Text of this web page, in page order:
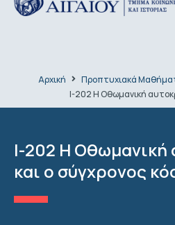
ΠΡΟΠΤΥΧΙΑΚΑ
ΜΕΤΑΠΤΥΧΙΑΚΑ
ΔΙΔΑΚΤΟΡΙΚΑ
ΦΟΙΤΗΤΙΚΑ
ΔΡΑΣΤΗΡΙΟΤΗΤΕΣ
Αρχική Προπτυχιακά
Ι-202 Η Οθωμανική
Ι-202 Η Οθωμανική
και ο σύγχρονος